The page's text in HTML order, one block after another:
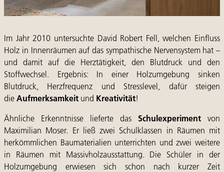
Im Jahr 2010 untersuchte David Robert Fell, welchen Einfluss
Holz in Innenräumen auf das sympathische Nervensystem hat –
und damit auf die Herztätigkeit, den Blutdruck und den
Stoffwechsel. Ergebnis: In einer Holzumgebung sinken
Blutdruck, Herzfrequenz und Stresslevel, dafür steigen
dieAufmerksamkeit und Kreativität!
Ähnliche Erkenntnisse lieferte das Schulexperiment von
Maximilian Moser. Er ließ zwei Schulklassen in Räumen mit
herkömmlichen Baumaterialien unterrichten und zwei weitere
in Räumen mit Massivholzausstattung. Die Schüler in der
Holzumgebung erwiesen sich schon nach kurzer Zeit